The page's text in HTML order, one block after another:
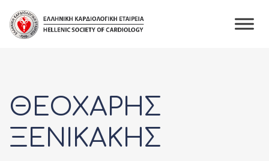
content
ΘΕΟΧΑΡΗΣ
ΞΕΝΙΚΑΚΗΣ